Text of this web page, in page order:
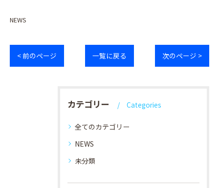
NEWS
< 前のページ 一覧に戻る 次のページ >
カテゴリー Categories
全てのカテゴリー
NEWS
未分類